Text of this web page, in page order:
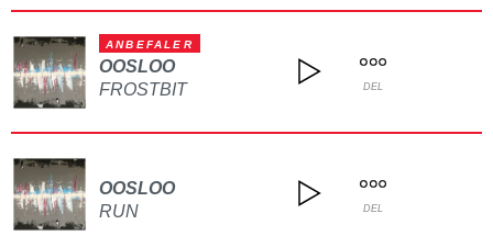
ANBEFALER
OOSLOO
FROSTBIT
DEL
OOSLOO
RUN
DEL